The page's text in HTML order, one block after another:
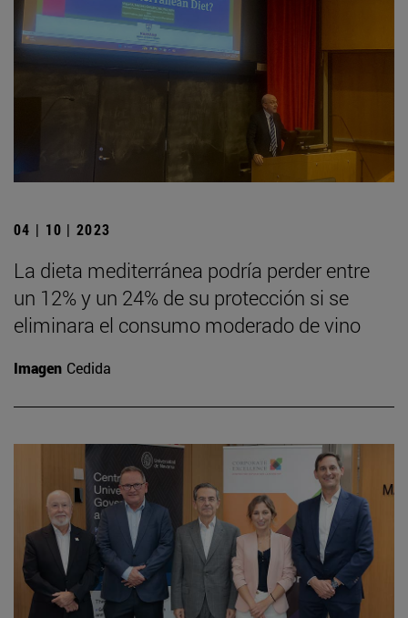
04 | 10 | 2023
La dieta mediterránea podría perder entre
un 12% y un 24% de su protección si se
eliminara el consumo moderado de vino
Imagen Cedida